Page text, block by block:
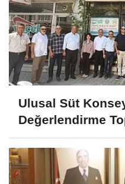
Ulusal Süt
Değerlendirme